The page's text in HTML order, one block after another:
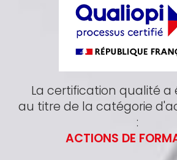
La certification qualité a
au titre de la catégorie
:
ACTIONS DE